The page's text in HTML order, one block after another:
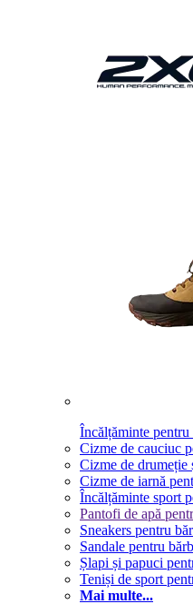
Încălțăminte pentru
Cizme de cauciuc
Cizme de drumeție
Cizme de iarnă
Încălțăminte sport
Pantofi de apă
Sneakers pentru
Sandale pentru
Șlapi și papuci
Teniși de sport
Mai multe...